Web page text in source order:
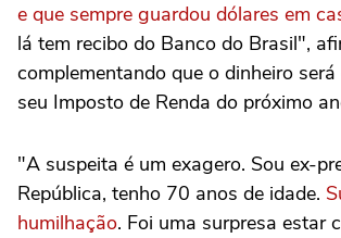
e que sempre guardou dólares em
lá tem recibo do Banco do Brasil",
complementando que o dinheiro
seu Imposto de Renda do próximo
"A suspeita é um exagero. Sou ex-
República, tenho 70 anos de idade.
humilhação. Foi uma surpresa estar